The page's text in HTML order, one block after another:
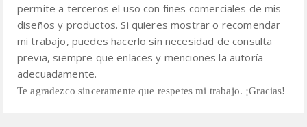
permite a terceros el uso con fines comerciales de mis
diseños y productos.Si quieres mostrar o recomendar
mi trabajo, puedes hacerlo sin necesidad de consulta
previa, siempre que enlaces y menciones la autoría
adecuadamente.
Te agradezco sinceramente que respetes mi trabajo. ¡Gracias!